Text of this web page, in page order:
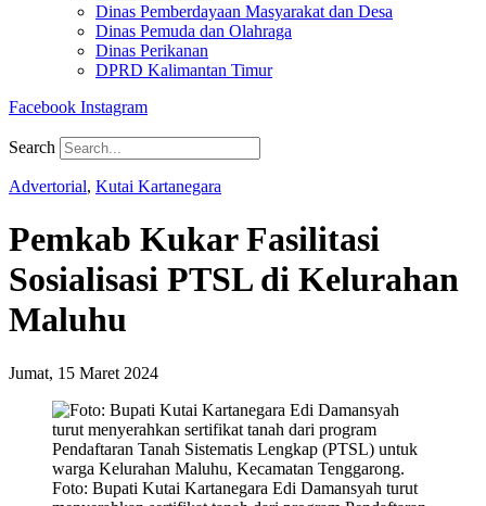
Dinas Pemberdayaan Masyarakat dan Desa
Dinas Pemuda dan Olahraga
Dinas Perikanan
DPRD Kalimantan Timur
Facebook Instagram
Search
Advertorial, Kutai Kartanegara
Pemkab Kukar Fasilitasi
Sosialisasi PTSL di Kelurahan
Maluhu
Jumat, 15 Maret 2024
Foto: Bupati Kutai Kartanegara Edi Damansyah turut